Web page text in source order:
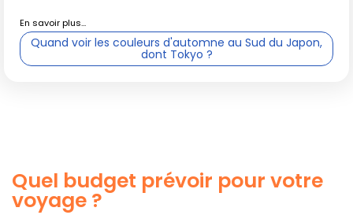
décalage. Les chaînes de montagnes du nord accélèrent
l'arrivée du froid et des premières gelées, provoquant plus
vite le phénomène dekōyō, tandis que les régions
Nord du Japon
Quand voir les couleurs d'automne au Sud du Japon,
dont Tokyo ?
Quel budget prévoir pour votre
voyage ?